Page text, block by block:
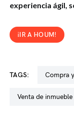
experiencia ágil,
¡IR A HOUM!
TAGS: compra
venta de inmueble